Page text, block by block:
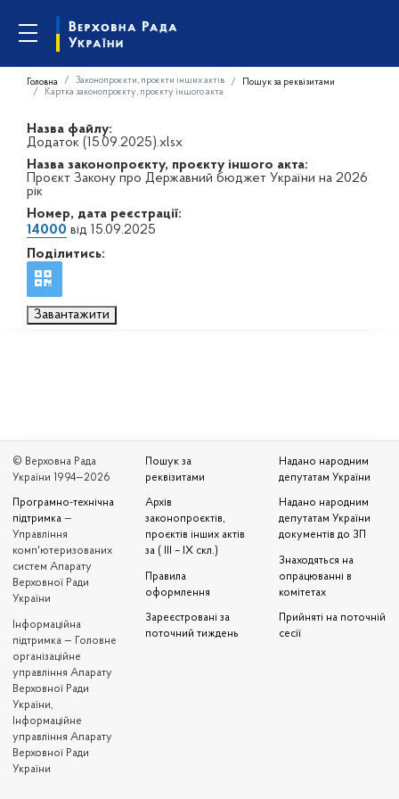
Головна Законопроєкти, проєкти інших актів
Пошук за реквізитами
Картка законопроєкту, проєкту іншого акта
Назва файлу:
Додаток (15.09.2025).xlsx
Назва законопроєкту, проєкту іншого акта:
Проєкт Закону про Державний бюджет України на 2026
рік
Номер, дата реєстрації:
14000 від 15.09.2025
Поділитись:
Завантажити
© Верховна Рада
України 1994—2026
Програмно-технічна
підтримка —
Управління
комп'ютеризованих
систем Апарату
Верховної Ради
України
Iнформаційна
підтримка — Головне
організаційне
управління Апарату
Верховної Ради
України,
Інформаційне
управління Апарату
Верховної Ради
України
Пошук за
реквізитами
Архів
законопроєктів,
проєктів інших актів
за ( III – IX скл.)
Правила
оформлення
Зареєстровані за
поточний тиждень
Надано народним
депутатам України
Надано народним
депутатам України
документів до ЗП
Знаходяться на
опрацюванні в
комітетах
Прийняті на поточній
сесії